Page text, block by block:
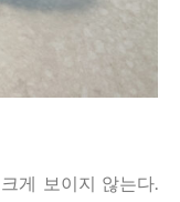
게 보이지 않는다.